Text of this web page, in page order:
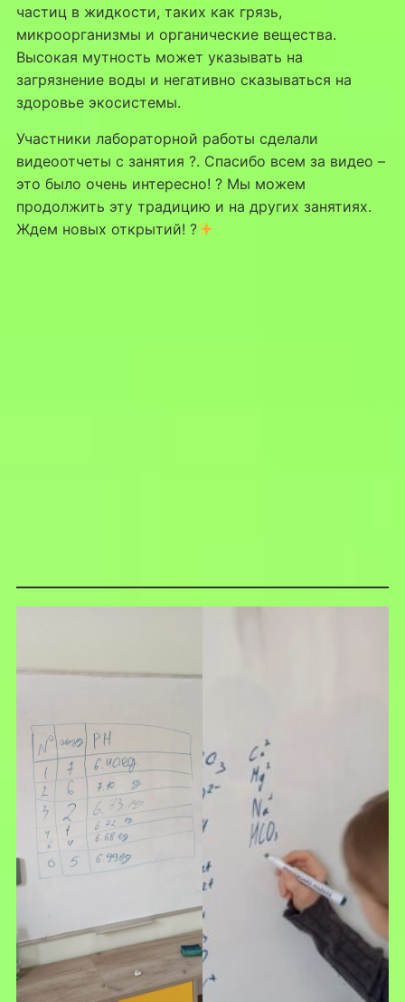
частиц в жидкости, таких как грязь,
микроорганизмы и органические вещества.
Высокая мутность может указывать на
загрязнение воды и негативно сказываться на
здоровье экосистемы.
Участники лабораторной работы сделали
видеоотчеты с занятия ?. Спасибо всем за видео –
это было очень интересно! ? Мы можем
продолжить эту традицию и на других занятиях.
Ждем новых открытий! ?